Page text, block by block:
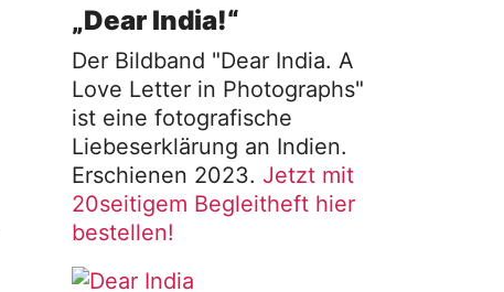
„Dear India!“
Der Bildband "Dear India. A
Love Letter in Photographs"
ist eine fotografische
Liebeserklärung an Indien.
Erschienen 2023. Jetzt mit
20seitigem Begleitheft hier
bestellen!